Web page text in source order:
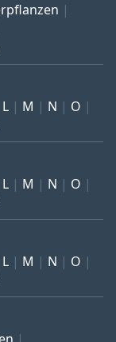
L M N
O
L M N
O
L M N
O